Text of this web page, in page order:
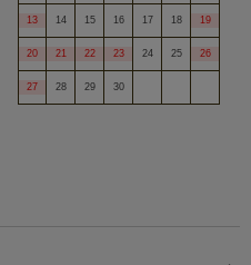
13 14 15 16 17 18 19
20 21 22 23 24 25 26
27 28 29 30